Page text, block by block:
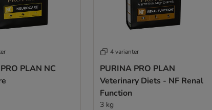
PLAN NC
4 varianter
PURINA PRO PLAN
Veterinary Diets - NF Renal
Function
3 kg